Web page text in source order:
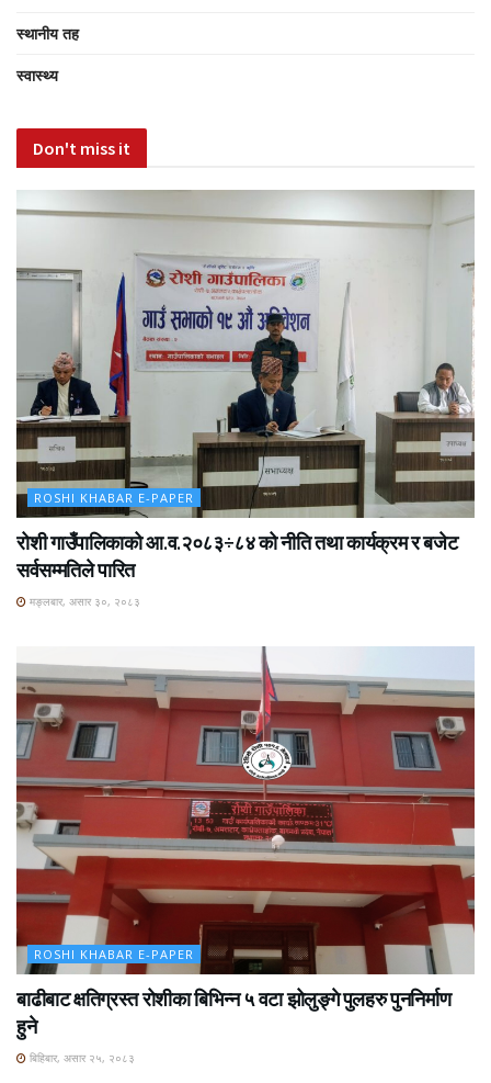
स्थानीय तह
स्वास्थ्य
Don't miss it
ROSHI KHABAR E-PAPER
रोशी गाउँपालिकाको आ.व.२०८३÷८४ को नीति तथा कार्यक्रम र बजेट
सर्वसम्मतिले पारित
मङ्लबार, असार ३०, २०८३
ROSHI KHABAR E-PAPER
बाढीबाट क्षतिग्रस्त रोशीका बिभिन्न ५ वटा झोलुङ्गे पुलहरु पुननिर्माण
हुने
बिहिबार, असार २५, २०८३